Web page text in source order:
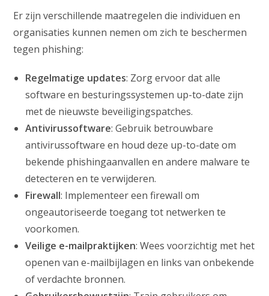
Er zijn verschillende maatregelen die individuen en
organisaties kunnen nemen om zich te beschermen
tegen phishing:
Regelmatige updates: Zorg ervoor dat alle
software en besturingssystemen up-to-date zijn
met de nieuwste beveiligingspatches.
Antivirussoftware: Gebruik betrouwbare
antivirussoftware en houd deze up-to-date om
bekende phishingaanvallen en andere malware te
detecteren en te verwijderen.
Firewall: Implementeer een firewall om
ongeautoriseerde toegang tot netwerken te
voorkomen.
Veilige e-mailpraktijken: Wees voorzichtig met het
openen van e-mailbijlagen en links van onbekende
of verdachte bronnen.